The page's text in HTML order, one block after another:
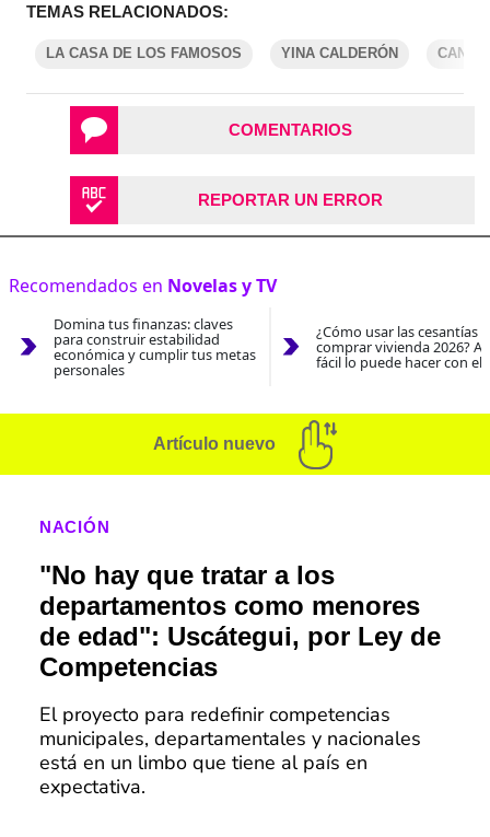
TEMAS RELACIONADOS:
LA CASA DE LOS FAMOSOS YINA CALDERÓN CANAL
COMENTARIOS
REPORTAR UN ERROR
Recomendados en Novelas y TV
Domina tus finanzas: claves
para construir estabilidad
económica y cumplir tus metas
personales
¿Cómo usar las cesantías
comprar vivienda 2026?
fácil lo puede hacer con el
Artículo nuevo
NACIÓN
"No hay que tratar a los
departamentos como menores
de edad": Uscátegui, por Ley de
Competencias
El proyecto para redefinir competencias
municipales, departamentales y nacionales
está en un limbo que tiene al país en
expectativa.